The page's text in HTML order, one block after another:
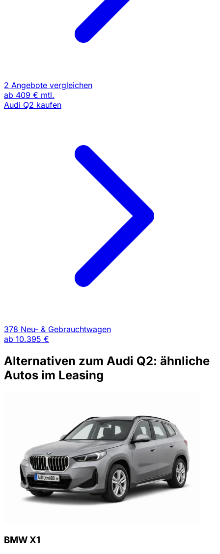
2 Angebote vergleichen
ab 409 € mtl.
Audi Q2 kaufen
378 Neu- & Gebrauchtwagen
ab 10.395 €
Alternativen zum Audi Q2: ähnliche
Autos im Leasing
BMW X1